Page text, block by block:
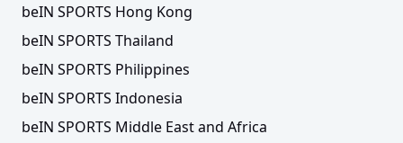
beIN SPORTS Hong Kong
beIN SPORTS Thailand
beIN SPORTS Philippines
beIN SPORTS Indonesia
beIN SPORTS Middle East and Africa